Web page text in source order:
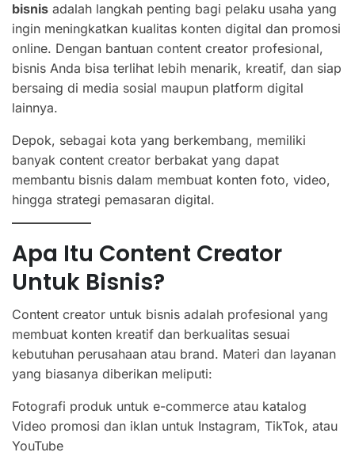
bisnis adalah langkah penting bagi pelaku usaha yang
ingin meningkatkan kualitas konten digital dan promosi
online. Dengan bantuan content creator profesional,
bisnis Anda bisa terlihat lebih menarik, kreatif, dan siap
bersaing di media sosial maupun platform digital
lainnya.
Depok, sebagai kota yang berkembang, memiliki
banyak content creator berbakat yang dapat
membantu bisnis dalam membuat konten foto, video,
hingga strategi pemasaran digital.
Apa Itu Content Creator
Untuk Bisnis?
Content creator untuk bisnis adalah profesional yang
membuat konten kreatif dan berkualitas sesuai
kebutuhan perusahaan atau brand. Materi dan layanan
yang biasanya diberikan meliputi:
Fotografi produk untuk e-commerce atau katalog
Video promosi dan iklan untuk Instagram, TikTok, atau
YouTube